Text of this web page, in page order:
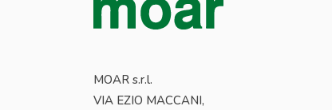
MOAR s.r.l.
VIA EZIO MACCANI,